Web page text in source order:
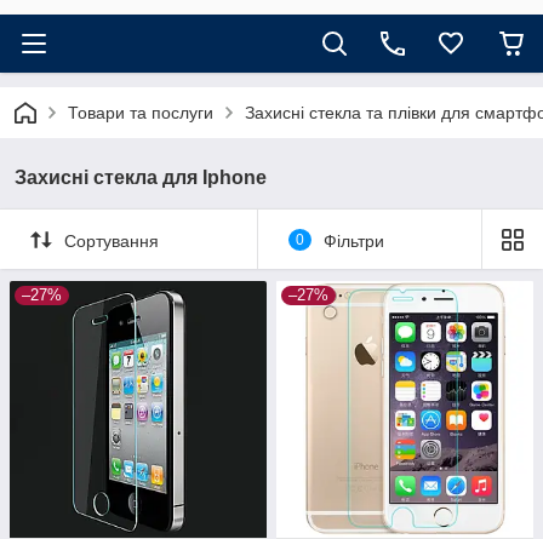
Товари та послуги Захисні стекла та плівки для
Захисні стекла для Iphone
Сортування 0 Фільтри
–27% –27%